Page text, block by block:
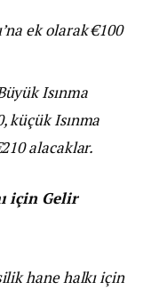
ek olarak €100
Isınma
küçük Isınma
alacaklar.
için Gelir
hane halkı için